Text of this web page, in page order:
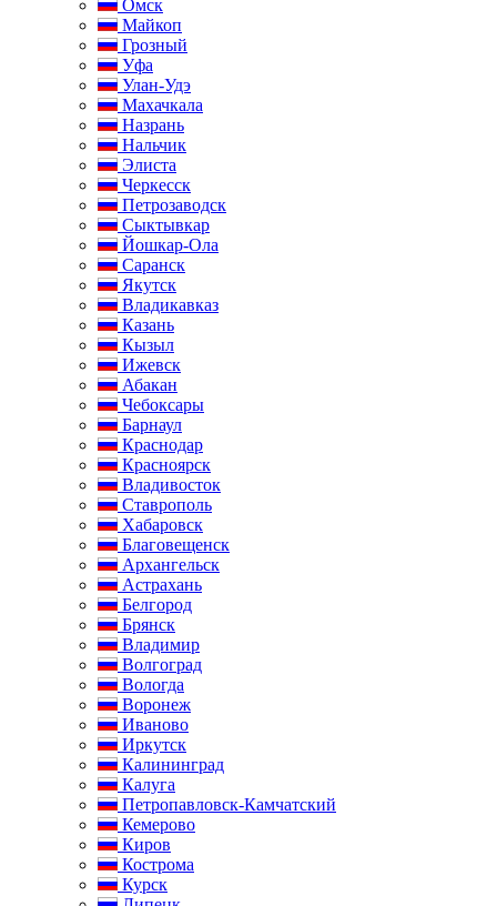
Омск
Майкоп
Грозный
Уфа
Улан-Удэ
Махачкала
Назрань
Нальчик
Элиста
Черкесск
Петрозаводск
Сыктывкар
Йошкар-Ола
Саранск
Якутск
Владикавказ
Казань
Кызыл
Ижевск
Абакан
Чебоксары
Барнаул
Краснодар
Красноярск
Владивосток
Ставрополь
Хабаровск
Благовещенск
Архангельск
Астрахань
Белгород
Брянск
Владимир
Волгоград
Вологда
Воронеж
Иваново
Иркутск
Калининград
Калуга
Петропавловск-Камчатский
Кемерово
Киров
Кострома
Курск